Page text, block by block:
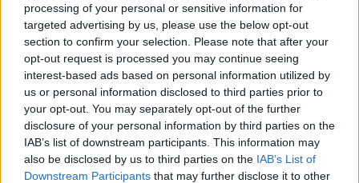
processing of your personal or sensitive information for
targeted advertising by us, please use the below opt-out
section to confirm your selection. Please note that after your
opt-out request is processed you may continue seeing
interest-based ads based on personal information utilized by
us or personal information disclosed to third parties prior to
your opt-out. You may separately opt-out of the further
disclosure of your personal information by third parties on the
IAB’s list of downstream participants. This information may
also be disclosed by us to third parties on the IAB’s List of
Downstream Participants that may further disclose it to other
A benne található élőflórás joghurt hozzájárul az
emésztés javításához, amikrobiomegészségéhez,
és csökkentheti a gyomorpanaszokat is. Ez
különösen fontos utazás vagy étrendváltás idején.
Miközben Törökországban az ayran a
mindennapok része – legyen szó utcai büfék